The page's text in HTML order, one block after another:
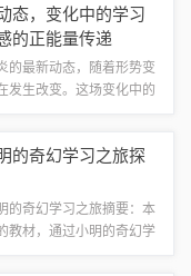
新数据，全国疫情防...
态，变化中的学习
的正能量传递
的最新动态，随着形势变
发生改变。这场变化中的
境，共同为抗击新行冠...
的奇幻学习之旅探
的奇幻学习之旅摘要：本
教材，通过小明的奇幻学